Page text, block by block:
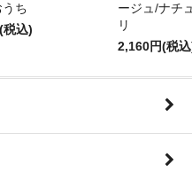
うち
税込)
ージュ/ナチ
リ
2,160円(税